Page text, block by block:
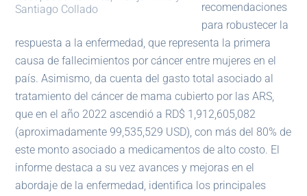
Santiago Collado
recomendaciones
para robustecer la
respuesta a la enfermedad, que representa la primera
causa de fallecimientos por cáncer entre mujeres en el
país. Asimismo, da cuenta del gasto total asociado al
tratamiento del cáncer de mama cubierto por las ARS,
que en el año 2022 ascendió a RD$ 1,912,605,082
(aproximadamente 99,535,529 USD), con más del 80% de
este monto asociado a medicamentos de alto costo. El
informe destaca a su vez avances y mejoras en el
abordaje de la enfermedad, identifica los principales